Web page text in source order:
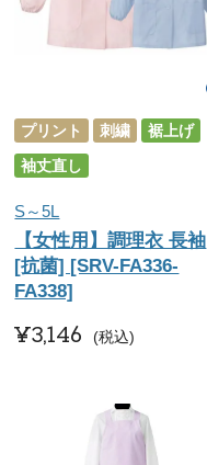
プリント 刺繍
裾上げ
袖丈直し
S～5L
【女性用】調理衣 長袖
[抗菌] [SRV-FA336-
FA338]
¥3,146 税込